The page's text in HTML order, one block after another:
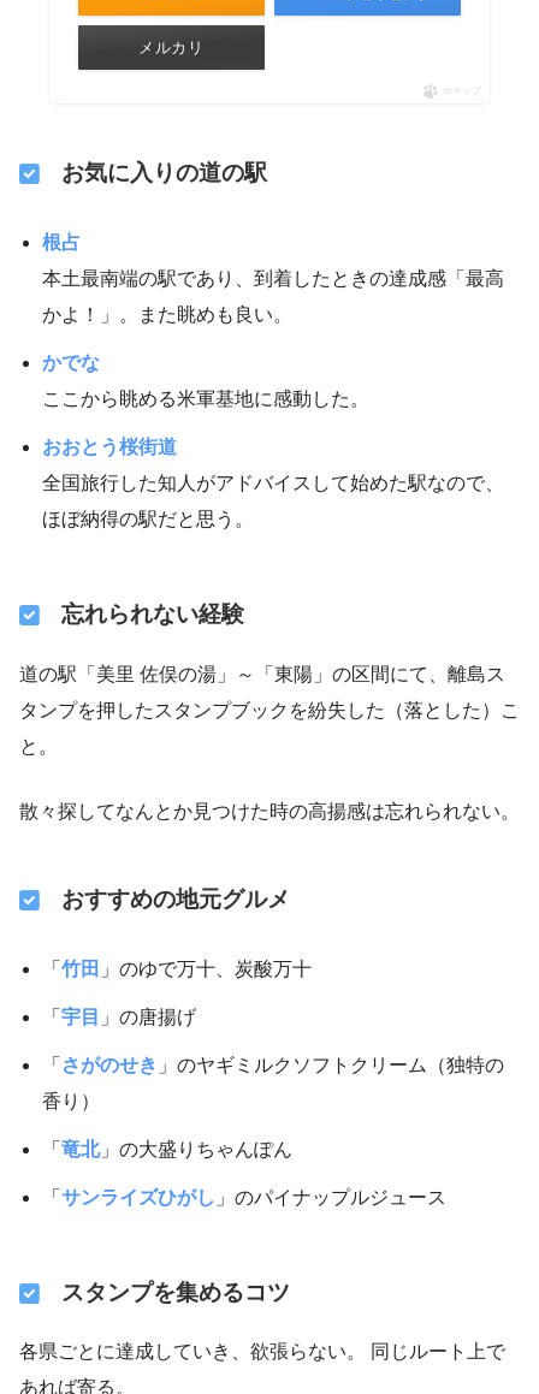
メルカリ
ポチップ
お気に入りの道の駅
根占
本土最南端の駅であり、到着したときの達成感「最高
かよ！」。また眺めも良い。
かでな
ここから眺める米軍基地に感動した。
おおとう桜街道
全国旅行した知人がアドバイスして始めた駅なので、
ほぼ納得の駅だと思う。
忘れられない経験
道の駅「美里 佐俣の湯」～「東陽」の区間にて、離島ス
タンプを押したスタンプブックを紛失した（落とした）こ
と。
散々探してなんとか見つけた時の高揚感は忘れられない。
おすすめの地元グルメ
「竹田 」のゆで万十、炭酸万十
「宇目 」の唐揚げ
「 さがのせき 」のヤギミルクソフトクリーム（独特の
香り）
「竜北」の大盛りちゃんぽん
「サンライズひがし 」のパイナップルジュース
スタンプを集めるコツ
各県ごとに達成していき、欲張らない。 同じルート上で
あれば寄る。